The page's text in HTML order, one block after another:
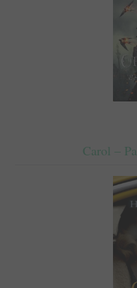
Carol –